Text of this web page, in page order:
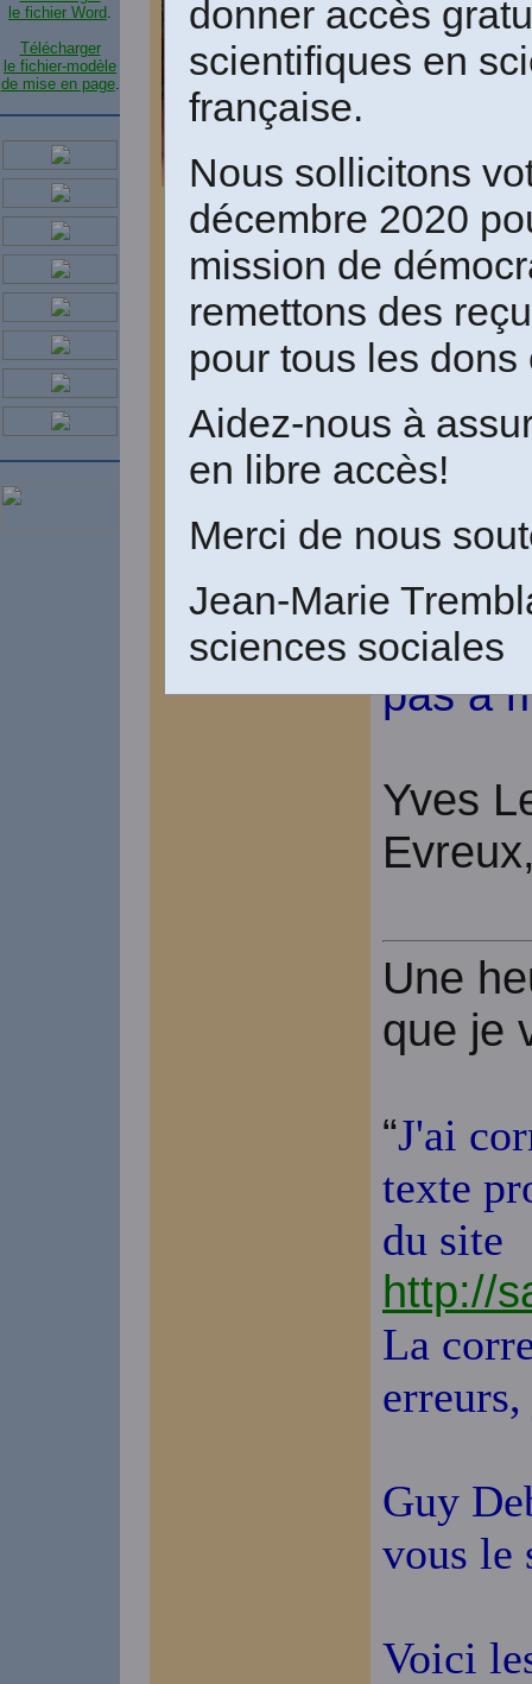
le fichier Word.
Télécharger
le fichier-modèle
de mise en page.
yves.lb@laposte.net
“Vous
A ma
mise
J'ai
Je me
Je n'ai
du
qu'elle
PS :
pas à
Yves
Une
que je
“J'ai
texte
du site
http://
La
Guy
vous le
Voici
donner accès
scientifiques en
française.
Nous sollicitons
décembre 2020
mission de
remettons des
pour tous les
Aidez-nous à
en libre accès!
Merci de nous
Jean-Marie
sciences sociales